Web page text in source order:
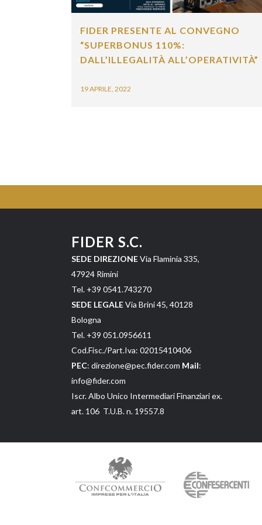
FIDER PRESENTE AL CONVEGNO
“SUPERBONUS 110%:
DALL’ILLEGALITÀ ALL’OPERATIVITÀ”
19 APRILE, 2022
FIDER S.C.
SEDE DIREZIONEVia Flaminia 335,
47924 Rimini
Tel. +39 0541.743270
SEDE LEGALEVia Brini 45, 40128
Bologna
Tel. +39 051.0956611
Cod.Fisc./Part.Iva: 02015410406
PEC: direzione@pec.fider.comMail:
info@fider.com
Iscr. Albo Unico Intermediari Finanziari ex.
art. 106 T.U.B. n. 19557.8